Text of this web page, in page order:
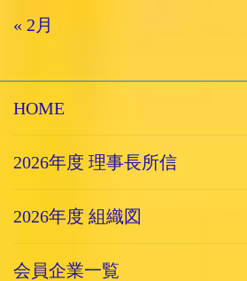
« 2月
HOME
2026年度 理事長所信
2026年度 組織図
会員企業一覧